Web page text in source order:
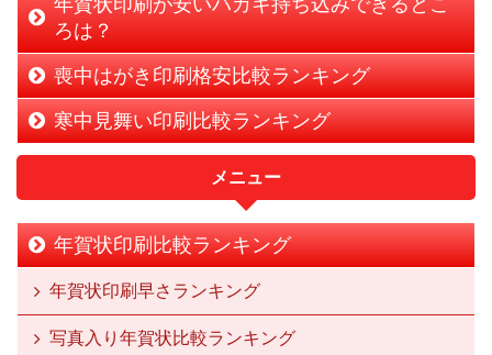
ろは？
喪中はがき印刷格安比較ランキング
寒中見舞い印刷比較ランキング
メニュー
年賀状印刷比較ランキング
年賀状印刷早さランキング
写真入り年賀状比較ランキング